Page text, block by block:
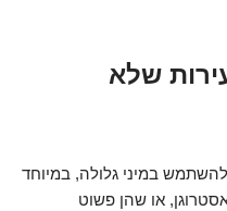
שלא
במיני גלולה, במיוחד
או שהן פשוט